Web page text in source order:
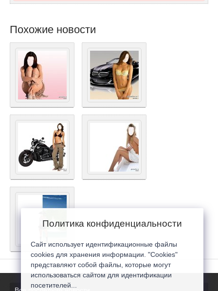
Похожие новости
Политика конфиденциальности
Сайт использует идентификационные файлы
cookies для хранения информации. "Cookies"
представляют собой файлы, которые могут
использоваться сайтом для идентификации
посетителей...